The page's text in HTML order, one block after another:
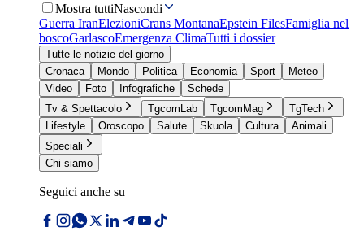
Mostra tuttiNascondi
Guerra IranElezioniCrans MontanaEpstein FilesFamiglia nel
boscoGarlascoEmergenza ClimaTutti i dossier
Tutte le notizie del giorno
Cronaca
Mondo Politica Economia Sport
Meteo
Video
Foto Infografiche
Schede
Tv & Spettacolo
TgcomLab TgcomMag
TgTech
Lifestyle
Oroscopo Salute Skuola Cultura
Animali
Speciali
Chi siamo
Seguici anche su